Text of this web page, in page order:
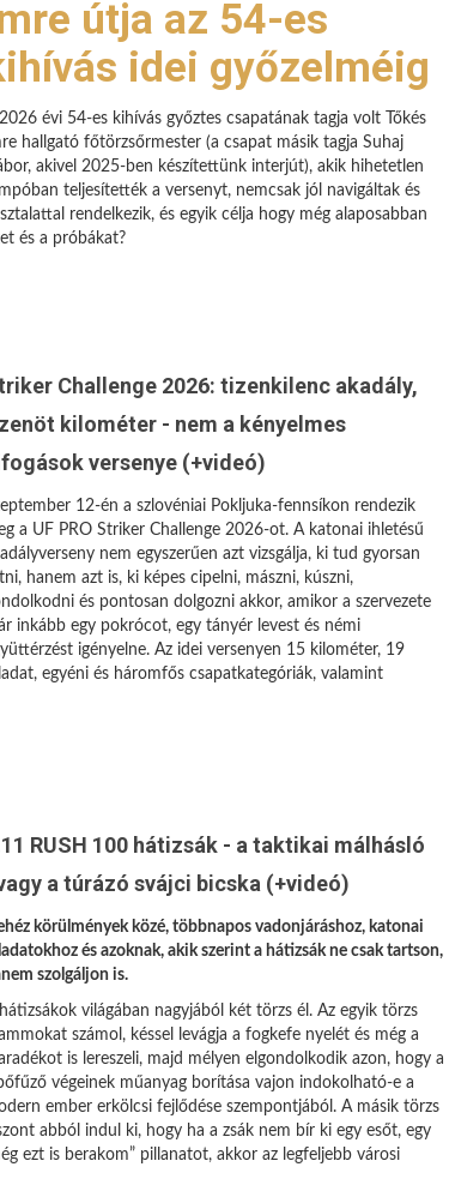
útja az 54-es
idei győzelméig
évi 54-es kihívás győztes csapatának tagja volt Tőkés
hallgató főtörzsőrmester (a csapat másik tagja Suhaj
akivel 2025-ben készítettünk interjút), akik hihetetlen
teljesítették a versenyt, nemcsak jól navigáltak és
rendelkezik, és egyik célja hogy még alaposabban
és a próbákat?
Challenge 2026: tizenkilenc akadály,
kilométer - nem a kényelmes
versenye (+videó)
12-én a szlovéniai Pokljuka-fennsíkon rendezik
a UF PRO Striker Challenge 2026-ot. A katonai ihletésű
nem egyszerűen azt vizsgálja, ki tud gyorsan
hanem azt is, ki képes cipelni, mászni, kúszni,
és pontosan dolgozni akkor, amikor a szervezete
inkább egy pokrócot, egy tányér levest és némi
igényelne. Az idei versenyen 15 kilométer, 19
egyéni és háromfős csapatkategóriák, valamint
RUSH 100 hátizsák - a taktikai málhásló
a túrázó svájci bicska (+videó)
körülmények közé, többnapos vadonjáráshoz, katonai
és azoknak, akik szerint a hátizsák ne csak tartson,
szolgáljon is.
világában nagyjából két törzs él. Az egyik törzs
számol, késsel levágja a fogkefe nyelét és még a
is lereszeli, majd mélyen elgondolkodik azon, hogy a
végeinek műanyag borítása vajon indokolható-e a
ember erkölcsi fejlődése szempontjából. A másik törzs
abból indul ki, hogy ha a zsák nem bír ki egy esőt, egy
ezt is berakom” pillanatot, akkor az legfeljebb városi